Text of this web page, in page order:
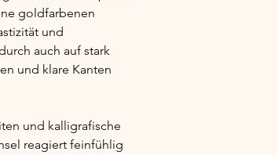
goldfarbenen
und
auch auf stark
und klare Kanten
und kalligrafische
reagiert feinfühlig